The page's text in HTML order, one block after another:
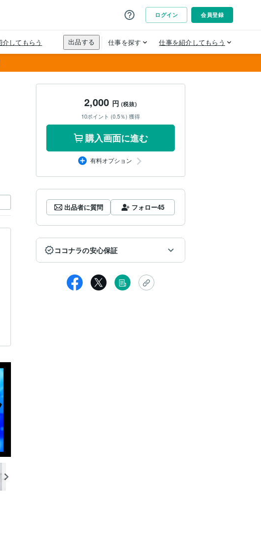
2,000 円 (税抜)
10ポイント (0.5％) 獲得
購入画面に進む
有料オプション
出品者に質問 フォロー45
ココナラの安心保証